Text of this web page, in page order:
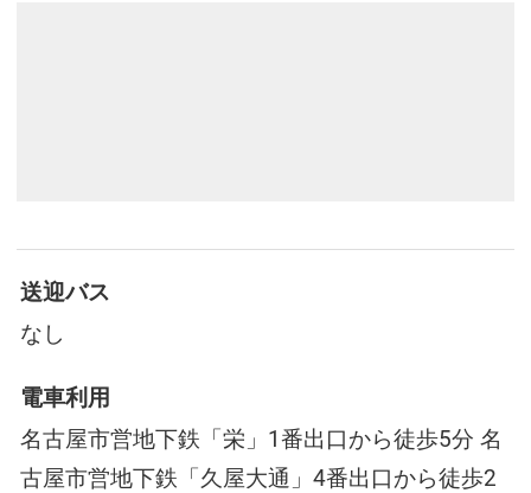
送迎バス
なし
電車利用
名古屋市営地下鉄「栄」1番出口から徒歩5分 名
古屋市営地下鉄「久屋大通」4番出口から徒歩2